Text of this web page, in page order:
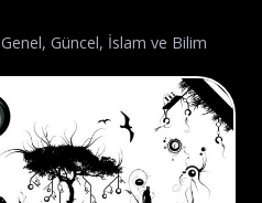
Genel, Güncel, İslam ve Bilim